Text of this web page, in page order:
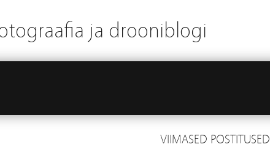
ja drooniblogi
VIIMASED POSTITUSED